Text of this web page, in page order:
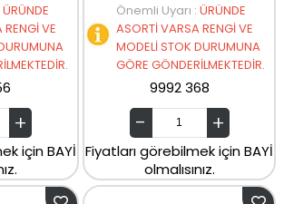
ÜRÜNDE
VE
için BAYİ
Önemli Uyarı : ÜRÜNDE
ASORTİ VARSA RENGİ VE
MODELİ STOK DURUMUNA
GÖRE GÖNDERİLMEKTEDİR.
9992 368
Fiyatları görebilmek için BAYİ
olmalısınız.